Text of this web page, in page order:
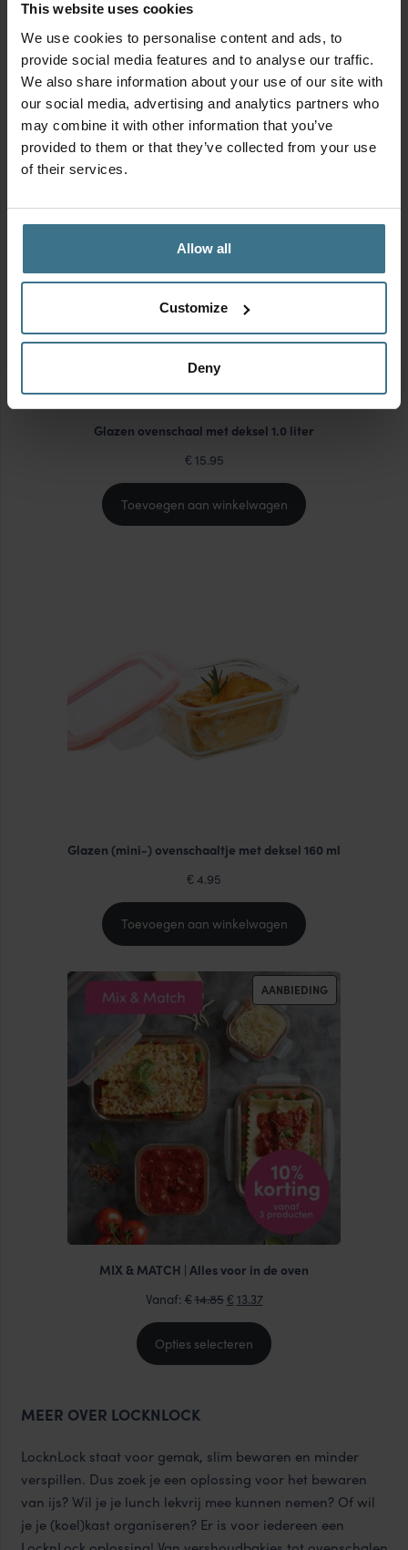
This website uses cookies
We use cookies to personalise content and ads, to
provide social media features and to analyse our traffic.
We also share information about your use of our site with
our social media, advertising and analytics partners who
may combine it with other information that you’ve
provided to them or that they’ve collected from your use
of their services.
Allow all
Customize
Deny
Deschaal met deksel van 1.0 liter
in te bewaren. Of verdeel het vast in porties in demini
schaaltjes met deksel van 160 ml, dan heeft iedereen z’n
eigen bakje ijs. Combineer minimaal 3 schalen in deMIX
& MATCH bundelen profiteer van 10% korting!
Glazen ovenschaal met deksel 1.0 liter
€ 15.95
Toevoegen aan winkelwagen
Glazen (mini-) ovenschaaltje met deksel 160 ml
€ 4.95
Toevoegen aan winkelwagen
AANBIEDINGPRODUCT
MIX & MATCH | Alles voor in de oven
Vanaf:€ 14.85Oorspronkelijke
prijs
was:
€14.85.
€ 13.37Huidige
is:
€13.37.
Opties selecteren
MEER OVER LOCKNLOCK
LocknLock staat voor gemak, slim bewaren en minder
verspillen. Dus zoek je een oplossing voor het bewaren
van ijs? Wil je je lunch lekvrij mee kunnen nemen? Of wil
je je (koel)kast organiseren? Er is voor iedereen een